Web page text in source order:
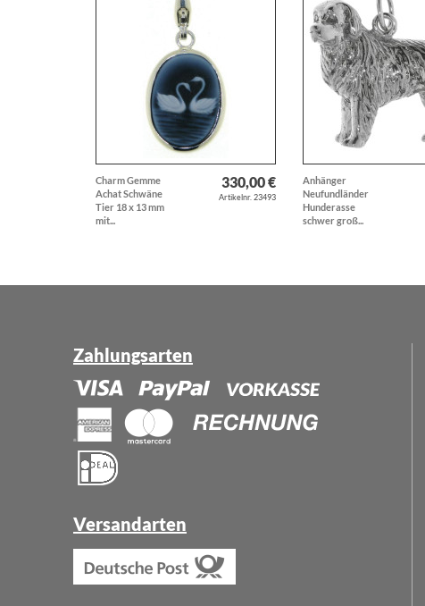
Charm Gemme
Achat Schwäne
Tier 18 x 13 mm
mit...
330,00 €
Artikelnr. 23493
Anhänger
Neufundländer
Hunderasse
schwer groß...
Zahlungsarten
Versandarten